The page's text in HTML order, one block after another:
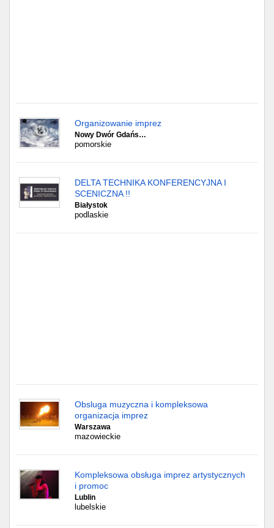
Organizowanie imprez
Nowy Dwór Gdańs…
pomorskie
DELTA TECHNIKA KONFERENCYJNA I
SCENICZNA !!
Białystok
podlaskie
Obsluga muzyczna i kompleksowa
organizacja imprez
Warszawa
mazowieckie
Kompleksowa obsługa imprez artystycznych
i promoc
Lublin
lubelskie
Częstochowa
Olsztyn